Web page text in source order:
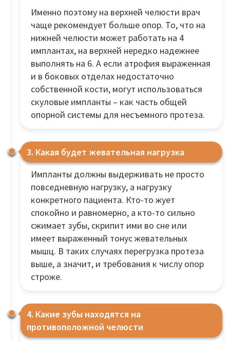
Именно поэтому на верхней челюсти врач
чаще рекомендует больше опор. То, что на
нижней челюсти может работать на 4
имплантах, на верхней нередко надежнее
выполнять на 6. А если атрофия выраженная
и в боковых отделах недостаточно
собственной кости, могут использоваться
скуловые импланты – как часть общей
опорной системы для несъемного протеза.
3. Какая будет жевательная нагрузка
Импланты должны выдерживать не просто
повседневную нагрузку, а нагрузку
конкретного пациента. Кто-то жует
спокойно и равномерно, а кто-то сильно
сжимает зубы, скрипит ими во сне или
имеет выраженный тонус жевательных
мышц. В таких случаях перегрузка протеза
выше, а значит, и требования к числу опор
строже.
4. Какие зубы находятся на
противоположной челюсти